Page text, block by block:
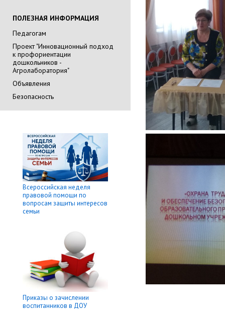
ПОЛЕЗНАЯ ИНФОРМАЦИЯ
Педагогам
Проект "Инновационный подход
к профориентации
дошкольников -
Агролаборатория"
Объявления
Безопасность
Всероссийская неделя
правовой помощи по
вопросам защиты интересов
семьи
Приказы о зачислении
воспитанников в ДОУ